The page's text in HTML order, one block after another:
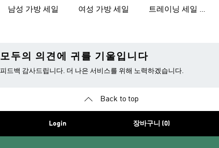
남성 가방 세일 여성 가방 세일
트레이닝 세일 제
모두의 의견에 귀를 기울입니다
피드백 감사드립니다. 더 나은 서비스를 위해 노력하겠습니다.
Back to top
Login 장바구니 (0)